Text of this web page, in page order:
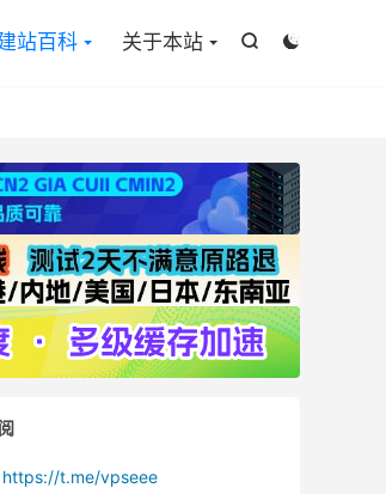


站百科 关于本站
https://t.me/vpseee